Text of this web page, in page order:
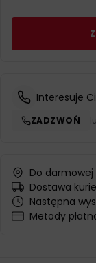
Interesuje
ZADZWOŃ
Do darmowej
Dostawa
Następna
Metody